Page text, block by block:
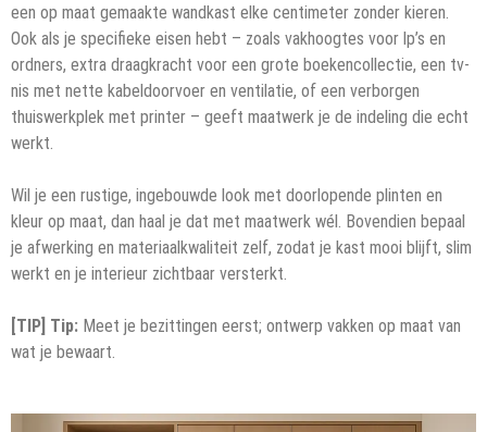
een op maat gemaakte wandkast elke centimeter zonder kieren.
Ook als je specifieke eisen hebt – zoals vakhoogtes voor lp’s en
ordners, extra draagkracht voor een grote boekencollectie, een tv-
nis met nette kabeldoorvoer en ventilatie, of een verborgen
thuiswerkplek met printer – geeft maatwerk je de indeling die echt
werkt.
Wil je een rustige, ingebouwde look met doorlopende plinten en
kleur op maat, dan haal je dat met maatwerk wél. Bovendien bepaal
je afwerking en materiaalkwaliteit zelf, zodat je kast mooi blijft, slim
werkt en je interieur zichtbaar versterkt.
[TIP] Tip: Meet je bezittingen eerst; ontwerp vakken op maat van
wat je bewaart.